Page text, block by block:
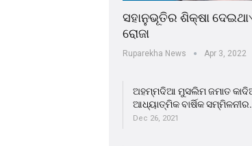
ସହାନୁଭୂତିର ଶିକ୍ଷା
ରୋଜା
Ruparekha News Apr 3, 2022
ଅହମ୍ମଦିଆ ମୁସଲିମ ଜମାତ
ଆଧ୍ୟାତ୍ମିକ ବାର୍ଷିକ
Dec 26, 2021